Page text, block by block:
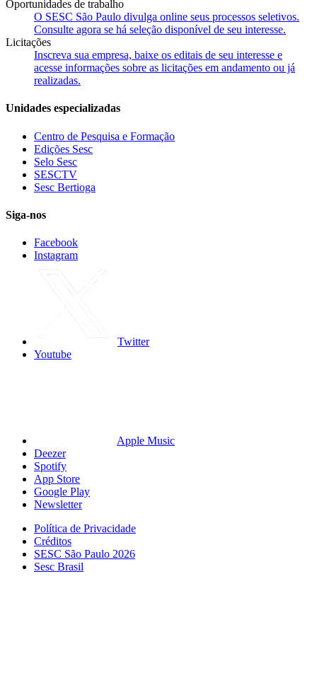
Oportunidades de trabalho
O SESC São Paulo divulga online seus processos seletivos.
Consulte agora se há seleção disponível de seu interesse.
Licitações
Inscreva sua empresa, baixe os editais de seu interesse e
acesse informações sobre as licitações em andamento ou já
realizadas.
Unidades especializadas
Centro de Pesquisa e Formação
Edições Sesc
Selo Sesc
SESCTV
Sesc Bertioga
Siga-nos
Facebook
Instagram
Twitter
Youtube
Apple Music
Deezer
Spotify
App Store
Google Play
Newsletter
Política de Privacidade
Créditos
SESC São Paulo 2026
Sesc Brasil